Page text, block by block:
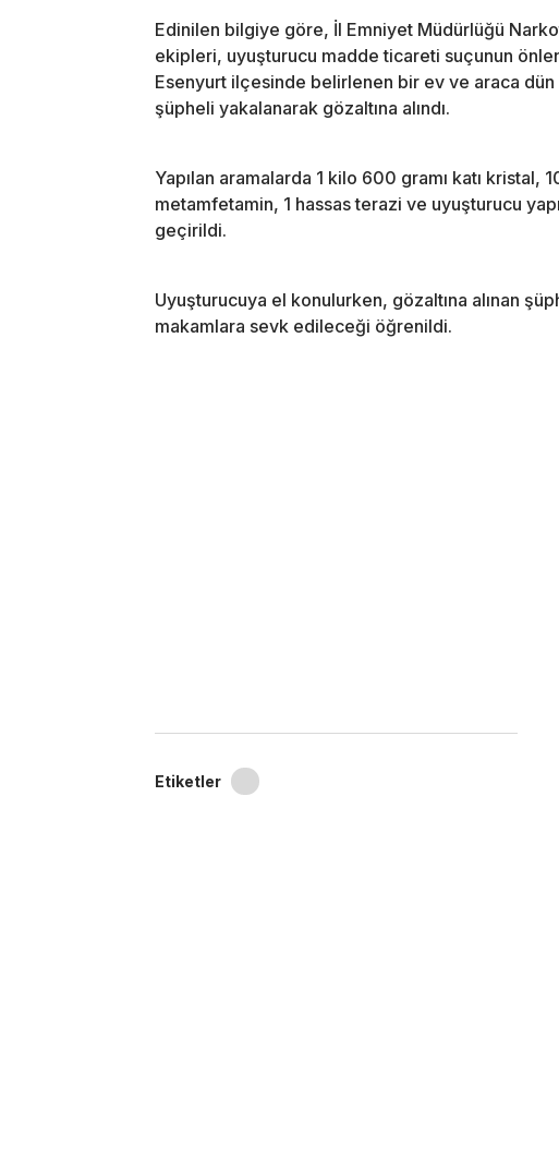
Edinilen bilgiye göre, İl Emniyet Müdürlüğü
ekipleri, uyuşturucu madde ticareti suçunun
Esenyurt ilçesinde belirlenen bir ev ve araca
şüpheli yakalanarak gözaltına alındı.
Yapılan aramalarda 1 kilo 600 gramı katı kristal,
metamfetamin, 1 hassas terazi ve uyuşturucu
geçirildi.
Uyuşturucuya el konulurken, gözaltına alınan
makamlara sevk edileceği öğrenildi.
Etiketler